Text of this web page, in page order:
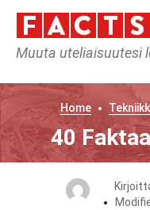
Muuta uteliaisuutesi
Home
40